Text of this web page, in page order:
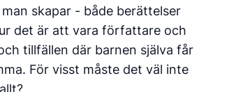
skapar - både berättelser
det är att vara författare och
tillfällen där barnen själva får
För visst måste det väl inte